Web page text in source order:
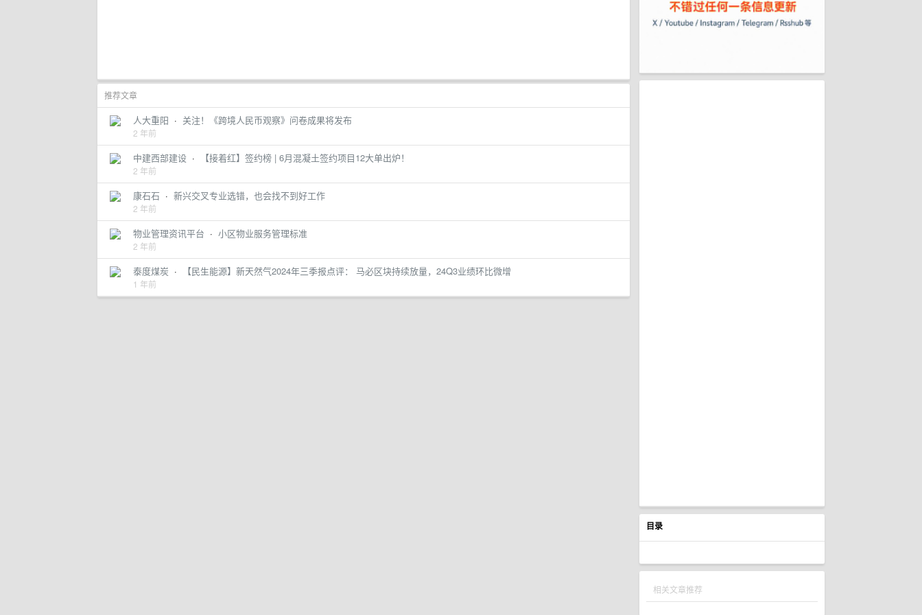
目录
相关文章推荐
推荐文章
人大重阳 · 关注！《跨境人民币观察》问卷成果将发布
2 年前
中建西部建设 · 【接着红】签约榜 | 6月混凝土签约项目12大单出炉！
2 年前
康石石 · 新兴交叉专业选错，也会找不到好工作
2 年前
物业管理资讯平台 · 小区物业服务管理标准
2 年前
泰度煤炭 · 【民生能源】新天然气2024年三季报点评： 马必区块持续放量，24Q3业绩环比微增
1 年前